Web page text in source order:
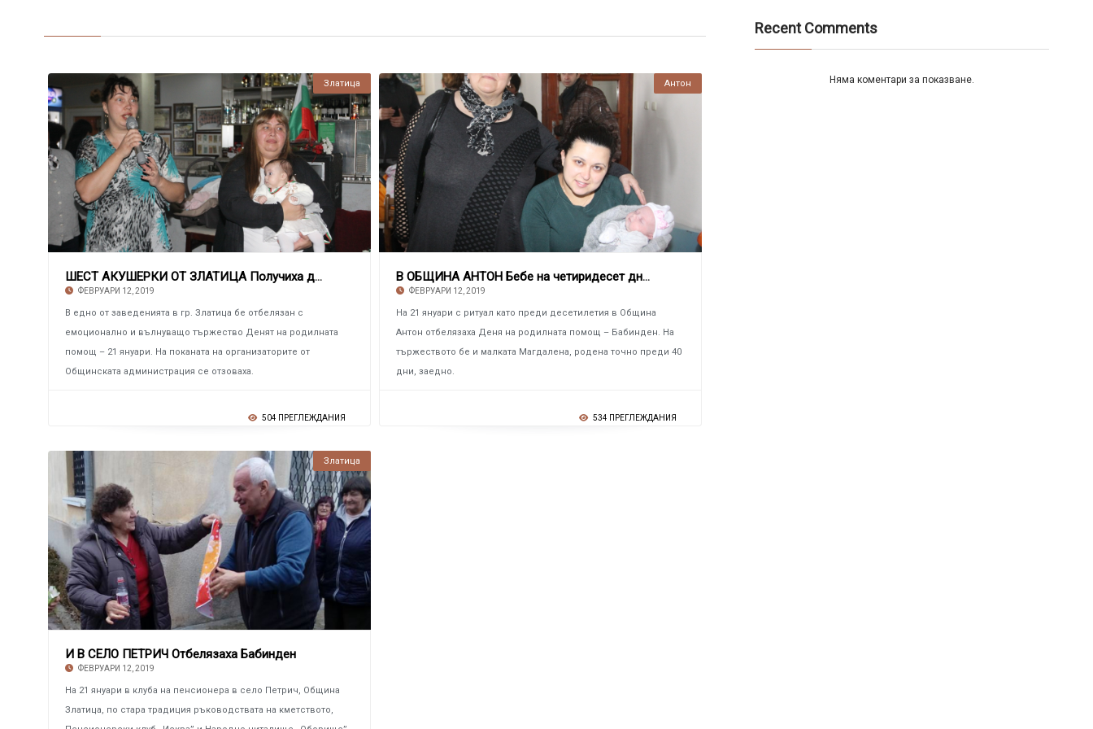
Златица
ШЕСТ АКУШЕРКИ ОТ ЗЛАТИЦА Получиха дарове от
ФЕВРУАРИ 12, 2019
В едно от заведенията в гр. Златица бе отбелязан с
емоционално и вълнуващо тържество Денят на родилната
помощ – 21 януари. На поканата на организаторите от
Общинската администрация се отзоваха.
504 ПРЕГЛЕЖДАНИЯ
Антон
В ОБЩИНА АНТОН Бебе на четиридесет дни на пр
ФЕВРУАРИ 12, 2019
На 21 януари с ритуал като преди десетилетия в Община
Антон отбелязаха Деня на родилната помощ – Бабинден. На
тържеството бе и малката Магдалена, родена точно преди 40
дни, заедно.
534 ПРЕГЛЕЖДАНИЯ
Златица
И В СЕЛО ПЕТРИЧ Отбелязаха Бабинден
ФЕВРУАРИ 12, 2019
На 21 януари в клуба на пенсионера в село Петрич, Община
Златица, по стара традиция ръководствата на кметството,
Recent Comments
Няма коментари за показване.